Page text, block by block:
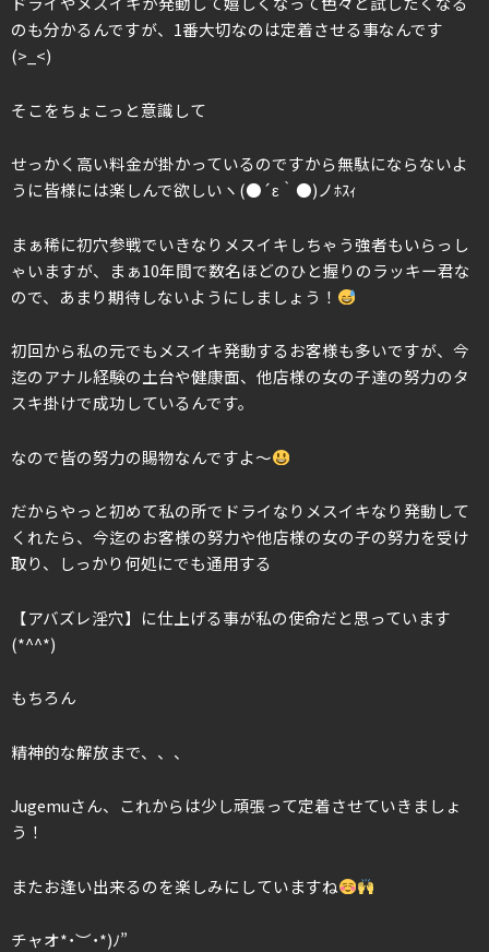
のも分かるんですが、1番大切なのは定着させる事なんです
(>_<)
そこをちょこっと意識して
せっかく高い料金が掛かっているのですから無駄にならないよ
うに皆様には楽しんで欲しいヽ(●´ε｀●)ノﾎｽｨ
まぁ稀に初穴参戦でいきなりメスイキしちゃう強者もいらっし
ゃいますが、まぁ10年間で数名ほどのひと握りのラッキー君な
ので、あまり期待しないようにしましょう！
初回から私の元でもメスイキ発動するお客様も多いですが、今
迄のアナル経験の土台や健康面、他店様の女の子達の努力のタ
スキ掛けで成功しているんです。
なので皆の努力の賜物なんですよ〜
だからやっと初めて私の所でドライなりメスイキなり発動して
くれたら、今迄のお客様の努力や他店様の女の子の努力を受け
取り、しっかり何処にでも通用する
【アバズレ淫穴】に仕上げる事が私の使命だと思っています
(*^^*)
もちろん
精神的な解放まで、、、
Jugemuさん、これからは少し頑張って定着させていきましょ
う！
またお逢い出来るのを楽しみにしていますね
チャオ*˙︶˙*)ﾉ”